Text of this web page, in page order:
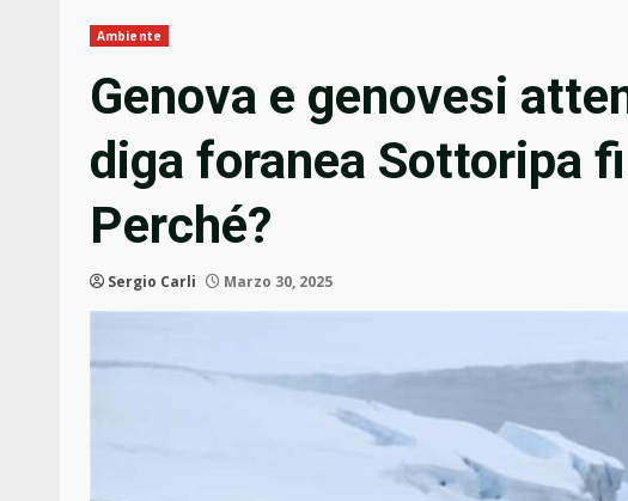
Ambiente
Genova e genovesi
diga foranea Sottoripa
Perché?
Sergio Carli Marzo 30, 2025